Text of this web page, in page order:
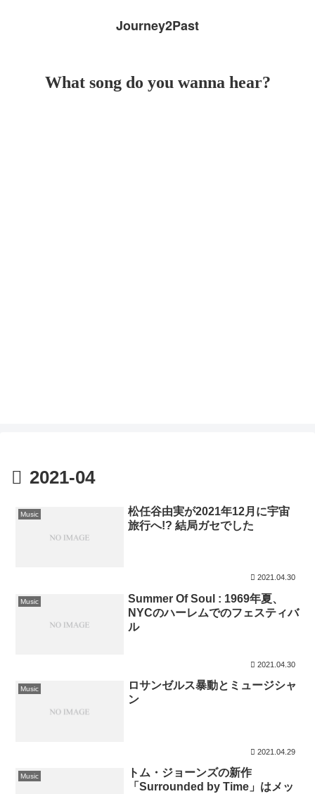
Journey2Past
What song do you wanna hear?
2021-04
Music
松任谷由実が2021年12月に宇宙
旅行へ!? 結局ガセでした
2021.04.30
Music
Summer Of Soul : 1969年夏、
NYCのハーレムでのフェスティバ
ル
2021.04.30
Music
ロサンゼルス暴動とミュージシャ
ン
2021.04.29
Music
トム・ジョーンズの新作
「Surrounded by Time」はメッ